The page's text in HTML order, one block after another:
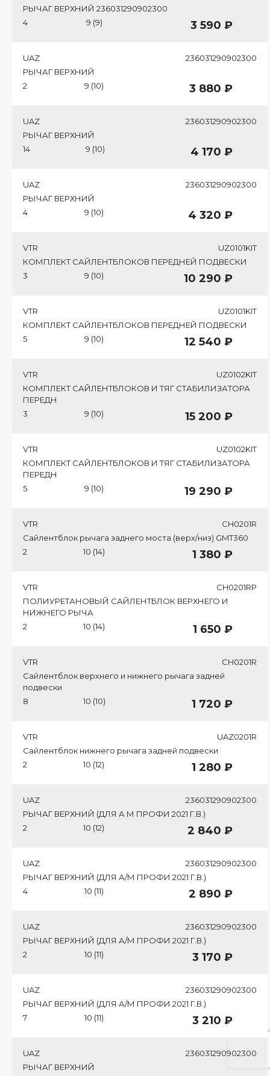
РЫЧАГ ВЕРХНИЙ 236031290902300
4
9 (9) 3 590 ₽
UAZ
236031290902300
РЫЧАГ ВЕРХНИЙ
2
9 (10) 3 880 ₽
UAZ
236031290902300
РЫЧАГ ВЕРХНИЙ
14
9 (10) 4 170 ₽
UAZ
236031290902300
РЫЧАГ ВЕРХНИЙ
4
9 (10) 4 320 ₽
VTR
UZ0101KIT
КОМПЛЕКТ САЙЛЕНТБЛОКОВ ПЕРЕДНЕЙ ПОДВЕСКИ
3
9 (10) 10 290 ₽
VTR
UZ0101KIT
КОМПЛЕКТ САЙЛЕНТБЛОКОВ ПЕРЕДНЕЙ ПОДВЕСКИ
5
9 (10) 12 540 ₽
VTR
UZ0102KIT
КОМПЛЕКТ САЙЛЕНТБЛОКОВ И ТЯГ СТАБИЛИЗАТОРА
ПЕРЕДН
3
9 (10) 15 200 ₽
VTR
UZ0102KIT
КОМПЛЕКТ САЙЛЕНТБЛОКОВ И ТЯГ СТАБИЛИЗАТОРА
ПЕРЕДН
5
9 (10) 19 290 ₽
VTR
CH0201R
Сайлентблок рычага заднего моста (верх/низ) GMT360
2
10 (14) 1 380 ₽
VTR
CH0201RP
ПОЛИУРЕТАНОВЫЙ САЙЛЕНТБЛОК ВЕРХНЕГО И
НИЖНЕГО РЫЧА
2
10 (14) 1 650 ₽
VTR
CH0201R
Сайлентблок верхнего и нижнего рычага задней
подвески
8
10 (10) 1 720 ₽
VTR
UAZ0201R
Сайлентблок нижнего рычага задней подвески
2
10 (12) 1 280 ₽
UAZ
236031290902300
РЫЧАГ ВЕРХНИЙ (ДЛЯ А М ПРОФИ 2021 Г.В.)
2
10 (12) 2 840 ₽
UAZ
236031290902300
РЫЧАГ ВЕРХНИЙ (ДЛЯ А/М ПРОФИ 2021 Г.В.)
4
10 (11) 2 890 ₽
UAZ
236031290902300
РЫЧАГ ВЕРХНИЙ (ДЛЯ А/М ПРОФИ 2021 Г.В.)
2
10 (11) 3 170 ₽
UAZ
236031290902300
РЫЧАГ ВЕРХНИЙ (ДЛЯ А/М ПРОФИ 2021 Г.В.)
7
10 (11) 3 210 ₽
UAZ
236031290902300
РЫЧАГ ВЕРХНИЙ